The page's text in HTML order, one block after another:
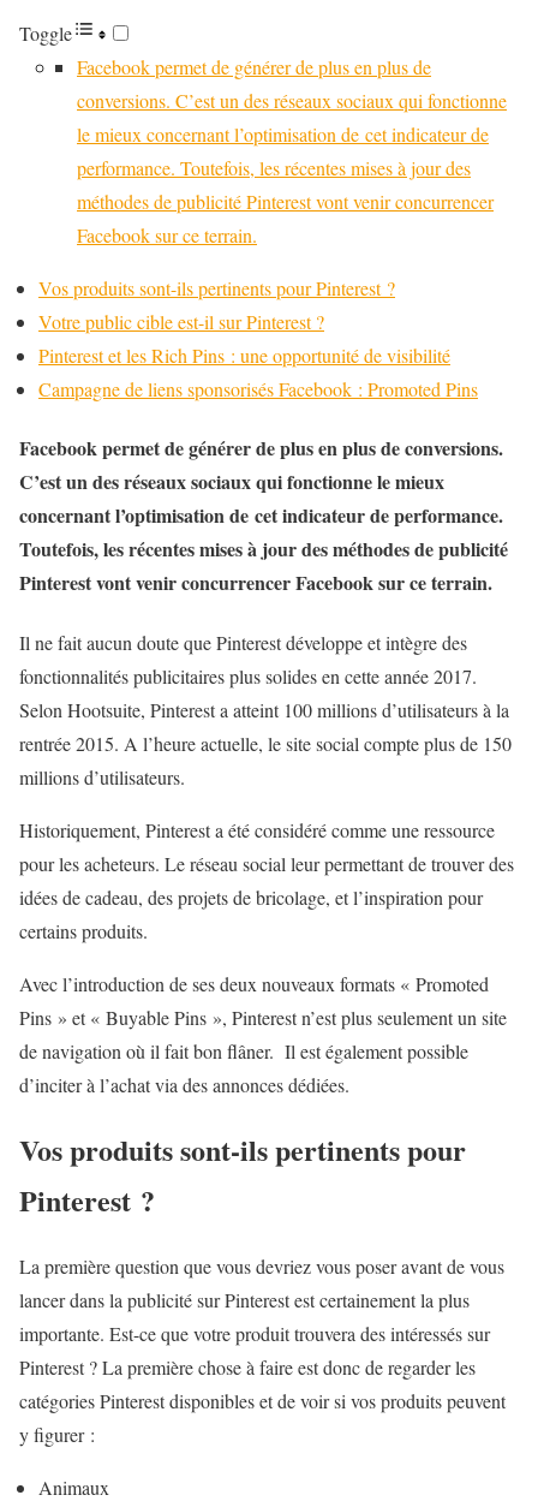
Toggle
Facebook permet de générer de plus en plus de
conversions. C’est un des réseaux sociaux qui fonctionne
le mieux concernant l’optimisation de cet indicateur de
performance. Toutefois, les récentes mises à jour des
méthodes de publicité Pinterest vont venir concurrencer
Facebook sur ce terrain.
Vos produits sont-ils pertinents pour Pinterest ?
Votre public cible est-il sur Pinterest ?
Pinterest et les Rich Pins : une opportunité de visibilité
Campagne de liens sponsorisés Facebook : Promoted Pins
Facebook permet de générer de plus en plus de conversions.
C’est un des réseaux sociaux qui fonctionne le mieux
concernant l’optimisation de cet indicateur de performance.
Toutefois, les récentes mises à jour des méthodes de publicité
Pinterest vont venir concurrencer Facebook sur ce terrain.
Il ne fait aucun doute que Pinterest développe et intègre des
fonctionnalités publicitaires plus solides en cette année 2017.
Selon Hootsuite, Pinterest a atteint 100 millions d’utilisateurs à la
rentrée 2015. A l’heure actuelle, le site social compte plus de 150
millions d’utilisateurs.
Historiquement, Pinterest a été considéré comme une ressource
pour les acheteurs. Le réseau social leur permettant de trouver des
idées de cadeau, des projets de bricolage, et l’inspiration pour
certains produits.
Avec l’introduction de ses deux nouveaux formats « Promoted
Pins » et « Buyable Pins », Pinterest n’est plus seulement un site
de navigation où il fait bon flâner. Il est également possible
d’inciter à l’achat via des annonces dédiées.
Vos produits sont-ils pertinents pour
Pinterest ?
La première question que vous devriez vous poser avant de vous
lancer dans la publicité sur Pinterest est certainement la plus
importante. Est-ce que votre produit trouvera des intéressés sur
Pinterest ? La première chose à faire est donc de regarder les
catégories Pinterest disponibles et de voir si vos produits peuvent
y figurer :
Animaux